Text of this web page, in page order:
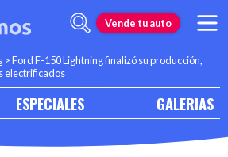
Vende tu auto
>Ford F-150 Lightning finalizó su producción,
electrificados
ESPECIALES GALERIAS